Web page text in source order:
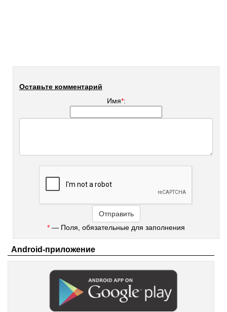
Оставьте комментарий
Имя*:
* — Поля, обязательные для заполнения
Android-приложение